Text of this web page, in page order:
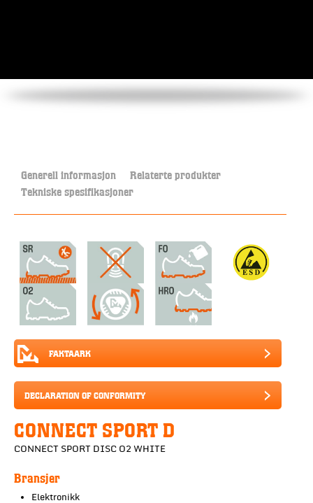
Generell informasjon Relaterte produkter
Tekniske spesifikasjoner
FAKTAARK
DECLARATION OF CONFORMITY
CONNECT SPORT D
CONNECT SPORT DISC O2 WHITE
Bransjer
Elektronikk